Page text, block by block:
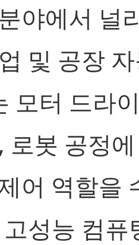
야에서 널
및 공장
모터 드라
로봇 공정
어 역할을
성능 컴퓨